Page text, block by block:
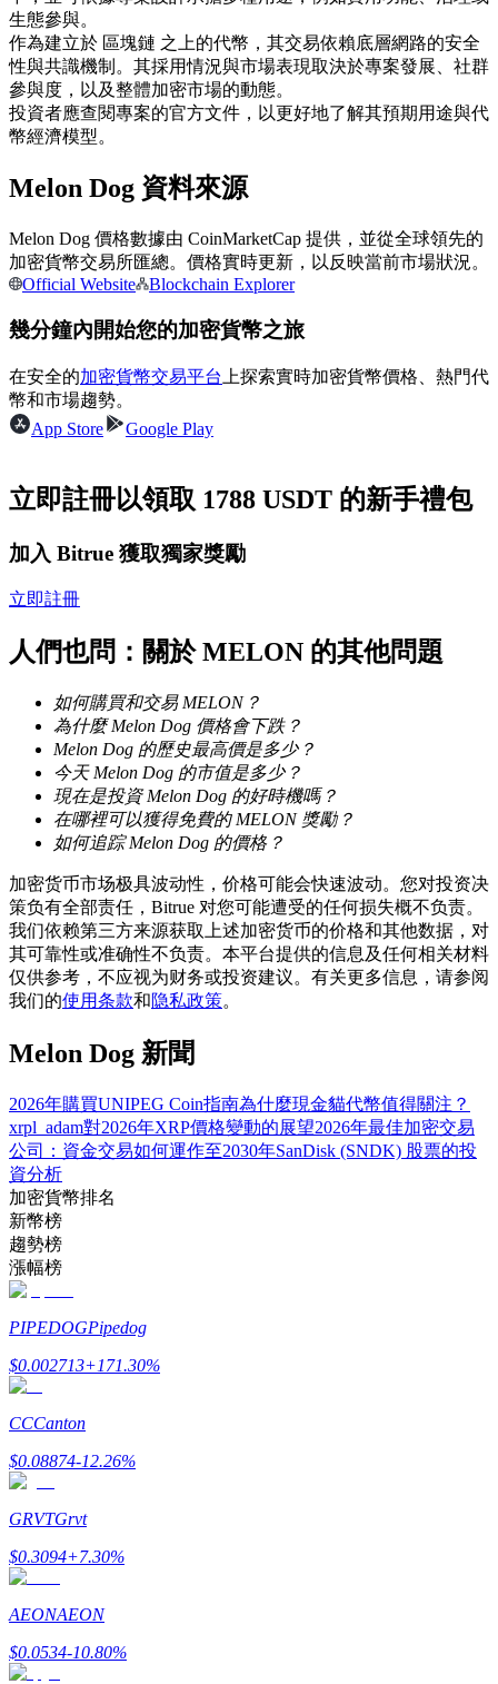
與頂尖交易專家同行
成為跟單交易員
合約指南
合約功能使用指南
交易策略
學習如何保持盈利
使您的資產穩定增值
生態參與。
作為建立於 區塊鏈 之上的代幣，其交易依賴底層網路的安全
性與共識機制。其採用情況與市場表現取決於專案發展、社群
參與度，以及整體加密市場的動態。
投資者應查閱專案的官方文件，以更好地了解其預期用途與代
幣經濟模型。
Melon Dog 資料來源
Melon Dog 價格數據由 CoinMarketCap 提供，並從全球領先的
加密貨幣交易所匯總。價格實時更新，以反映當前市場狀況。
Official Website
Blockchain Explorer
幾分鐘內開始您的加密貨幣之旅
在安全的加密貨幣交易平台 上探索實時加密貨幣價格、熱門代
幣和市場趨勢。
App Store
Google Play
立即註冊以領取 1788 USDT 的新手禮包
加入 Bitrue 獲取獨家獎勵
立即註冊
人們也問：關於 MELON 的其他問題
如何購買和交易 MELON？
為什麼 Melon Dog 價格會下跌？
Melon Dog 的歷史最高價是多少？
今天 Melon Dog 的市值是多少？
現在是投資 Melon Dog 的好時機嗎？
在哪裡可以獲得免費的 MELON 獎勵？
如何追踪 Melon Dog 的價格？
加密货币市场极具波动性，价格可能会快速波动。您对投资决
策负有全部责任，Bitrue 对您可能遭受的任何损失概不负责。
我们依赖第三方来源获取上述加密货币的价格和其他数据，对
其可靠性或准确性不负责。本平台提供的信息及任何相关材料
仅供参考，不应视为财务或投资建议。有关更多信息，请参阅
我们的使用条款和隐私政策。
Melon Dog 新聞
2026年購買UNIPEG Coin指南為什麼現金貓代幣值得關注？
xrpl_adam對2026年XRP價格變動的展望2026年最佳加密交易
公司：資金交易如何運作至2030年SanDisk (SNDK) 股票的投
資分析
加密貨幣排名
新幣榜
趨勢榜
漲幅榜
PIPEDOGPipedog
$0.002713+171.30%
CCCanton
$0.08874-12.26%
GRVTGrvt
$0.3094+7.30%
AEONAEON
$0.0534-10.80%